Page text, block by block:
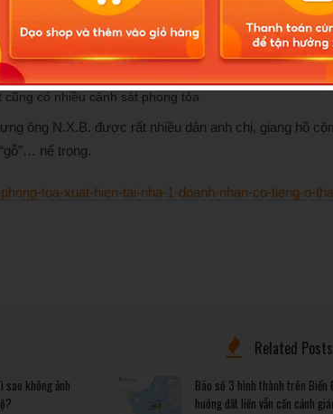
có nhiều cảnh sát phong tỏa
ông N.X.B. được rất nhiều dân anh chị, giang hồ
nể trọng.
toa-xuat-hien-tai-nha-1-doanh-nhan-co-tieng-o-
sao không ảnh
Related Posts
Bão số 3 hình thành trên Biển
hưởng đất liền vẫn cần cảnh